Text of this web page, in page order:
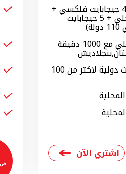
(40 جيجابايت فلكسي +
40 جيجابايت محلي + 5 جيجابايت
محلي مع 1000 دقيقة
مكالمات دولية لاكثر من 100
اشتري الآن